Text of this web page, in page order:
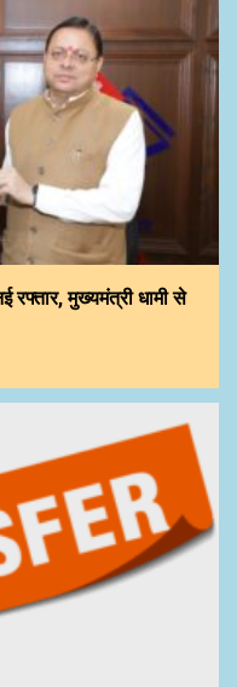
रफ्तार, मुख्यमंत्री धामी से